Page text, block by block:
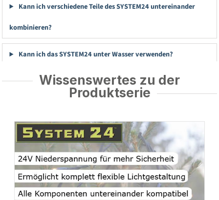
Kann ich verschiedene Teile des SYSTEM24 untereinander
kombinieren?
Kann ich das SYSTEM24 unter Wasser verwenden?
Wissenswertes zu der
Produktserie